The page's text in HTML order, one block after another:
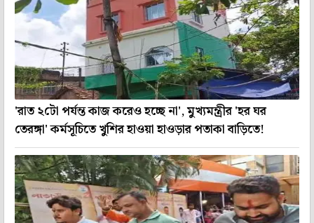
'রাত ২টো পর্যন্ত কাজ করেও হচ্ছে না', মুখ্যমন্ত্রীর 'হর ঘর
তেরঙ্গা' কর্মসূচিতে খুশির হাওয়া হাওড়ার পতাকা বাড়িতে!